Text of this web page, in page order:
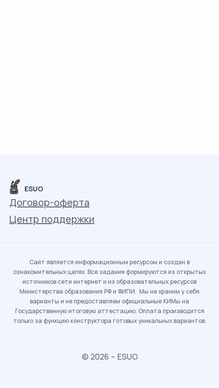
ESUO
Договор-оферта
Центр поддержки
Сайт является информационным ресурсом и создан в
ознакомительных целях. Все задания формируются из открытых
источников сети интернет и из образовательных ресурсов
Министерства образования РФ и ФИПИ. Мы не храним у себя
варианты и не предоставляем официальные КИМы на
Государственную итоговую аттестацию. Оплата производится
только за функцию конструктора готовых уникальных вариантов.
© 2026 – ESUO